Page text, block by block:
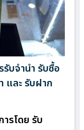
บจำนำ รับซื้อ
และ รับฝาก
รโดย รับ